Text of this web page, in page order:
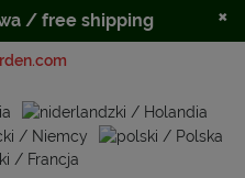
/ free shipping ×